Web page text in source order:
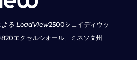
る LoadView2500シェイディウッ
エクセルシオール、ミネソタ州